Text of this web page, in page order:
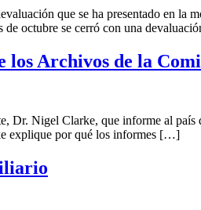
que se ha presentado en la
de octubre se cerró con una
los Archivos de la
Nigel Clarke, que informe al
explique por qué los informes […]